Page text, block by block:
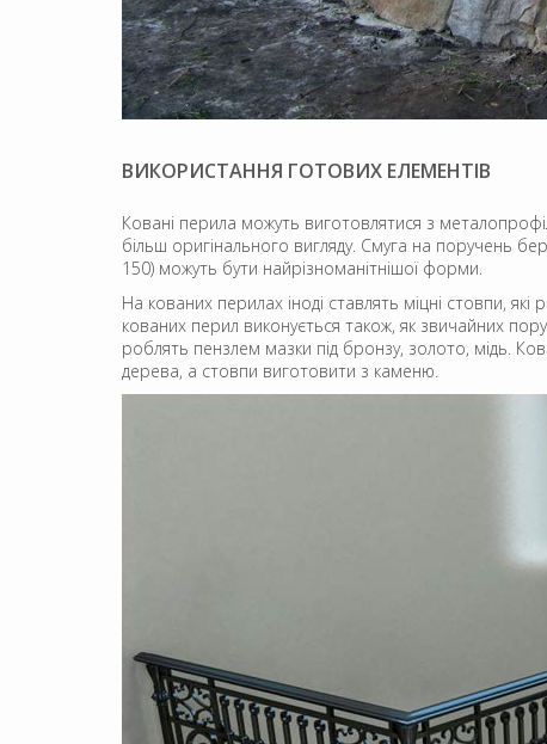
ВИКОРИСТАННЯ ГОТОВИХ ЕЛЕМЕНТІВ
Ковані перила можуть виготовлятися з
більш оригінального вигляду. Смуга на поручень
150) можуть бути найрізноманітнішої форми.
На кованих перилах іноді ставлять міцні стовпи,
кованих перил виконується також, як звичайних
роблять пензлем мазки під бронзу, золото, мідь.
дерева, а стовпи виготовити з каменю.